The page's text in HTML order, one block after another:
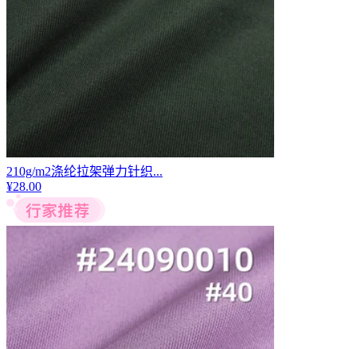
210g/m2涤纶拉架弹力针织...
¥28.00